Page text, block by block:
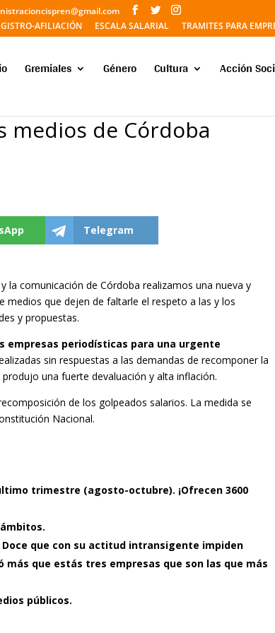
AFILIACIÓN
ESCALA SALARIAL TRAMITES PARA
Gremiales Género Cultura Acción
medios de Córdoba
Telegram
la comunicación de Córdoba realizamos una nueva y
medios que dejen de faltarle el respeto a las y los
y propuestas.
empresas periodísticas para una urgente
sin respuestas a las demandas de recomponer la
una fuerte devaluación y alta inflación.
de los golpeados salarios. La medida se
Nacional.
trimestre (agosto-octubre). ¡Ofrecen 3600
Doce que con su actitud intransigente impiden
que estás tres empresas que son las que más
públicos.